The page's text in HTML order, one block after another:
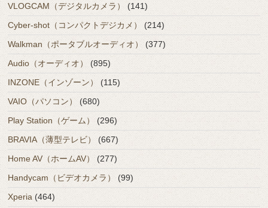
VLOGCAM（デジタルカメラ）
(141)
Cyber-shot（コンパクトデジカメ）
(214)
Walkman（ポータブルオーディオ）
(377)
Audio（オーディオ）
(895)
INZONE（インゾーン）
(115)
VAIO（パソコン）
(680)
Play Station（ゲーム）(296)
BRAVIA（薄型テレビ）
(667)
Home AV（ホームAV）
(277)
Handycam（ビデオカメラ）
(99)
Xperia (464)